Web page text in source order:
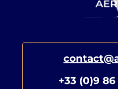
+33 (0)9